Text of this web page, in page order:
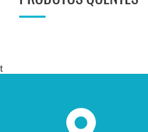
t